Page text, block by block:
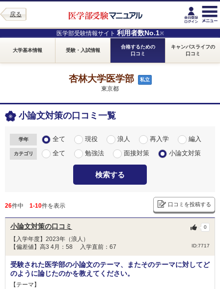
戻る
医学部受験情報サイト 利用者数No.1※
大学基本情報 受験・入試情報
合格するための
口コミ
キャンパスライフの
口コミ
杏林大学医学部 私立
東京都
小論文対策の口コミ一覧
学年 全て 現役 浪人 再入学 編入
カテゴリ 全て 勉強法 面接対策 小論文対策
検索する
26件中 1-10件を表示 口コミを投稿する
小論文対策の口コミ
【入学年度】2023年（浪人）
【偏差値】高3 4月：58 入学直前：67
ID:7717
0
受験された医学部の小論文のテーマ、またそのテーマに対してど
のように論じたのかを教えてください。
【テーマ】